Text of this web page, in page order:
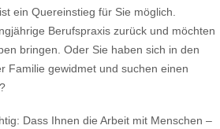
ein Quereinstieg für Sie möglich.
Berufspraxis zurück und möchten
bringen. Oder Sie haben sich in den
Familie gewidmet und suchen einen
Dass Ihnen die Arbeit mit Menschen –